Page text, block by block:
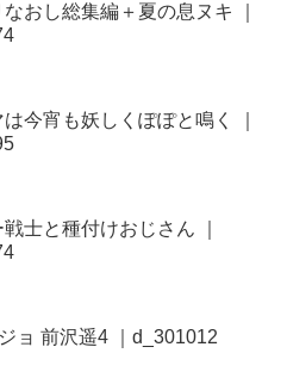
おし総集編＋夏の息ヌキ ｜
今宵も妖しくぽぽと鳴く ｜
士と種付けおじさん ｜
ョ 前沢遥4 ｜d_301012